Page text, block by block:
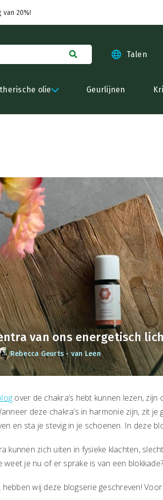
20%!
Talen
olie Geurlijnen
van ons energetisch
Rebecca Geurts - van Leen
over de chakra’s hebt kunnen lezen, zijn
deze chakra’s in harmonie zijn, zit
en sta je stevig in je schoenen. In deze
kunnen zich uiten in fysieke klachten,
je nu of er sprake is van een
wij deze blogserie geschreven!